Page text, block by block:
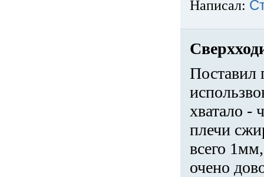
Написал:
Поставил
хватало -
плечи
всего
очено